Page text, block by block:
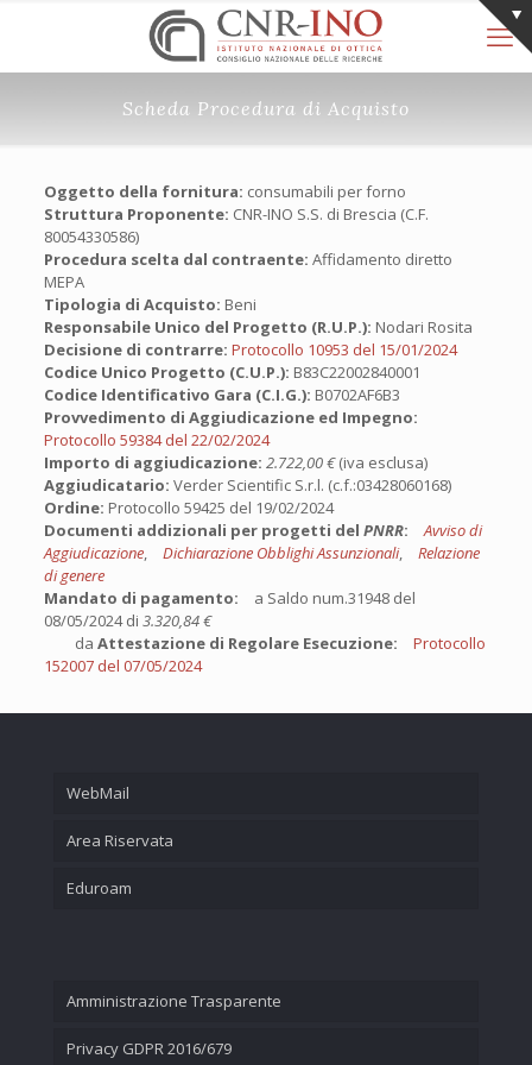
Scheda Procedura di Acquisto
Oggetto della fornitura: consumabili per forno
Struttura Proponente: CNR-INO S.S. di Brescia (C.F.
80054330586)
Procedura scelta dal contraente: Affidamento diretto
MEPA
Tipologia di Acquisto: Beni
Responsabile Unico del Progetto (R.U.P.): Nodari Rosita
Decisione di contrarre: Protocollo 10953 del 15/01/2024
Codice Unico Progetto (C.U.P.): B83C22002840001
Codice Identificativo Gara (C.I.G.): B0702AF6B3
Provvedimento di Aggiudicazione ed Impegno:
Protocollo 59384 del 22/02/2024
Importo di aggiudicazione: 2.722,00 €(iva esclusa)
Aggiudicatario: Verder Scientific S.r.l. (c.f.:03428060168)
Ordine: Protocollo 59425 del 19/02/2024
Documenti addizionali per progetti del PNRR:
Avviso di
Aggiudicazione, Dichiarazione Obblighi Assunzionali, Relazione
di genere
Mandato di pagamento: a Saldo num.31948 del
08/05/2024 di 3.320,84 €
da Attestazione di Regolare Esecuzione:
Protocollo
152007 del 07/05/2024
WebMail
Area Riservata
Eduroam
Amministrazione Trasparente
Privacy GDPR 2016/679